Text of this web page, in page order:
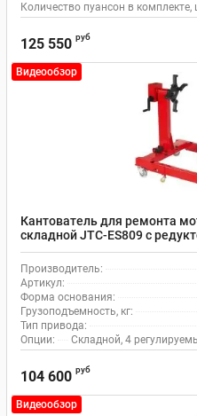
Количество пуансон в комплекте,
125 550 руб
Видеообзор
Кантователь для ремонта
складной JTC-ES809 с
Производитель:
Артикул:
Форма основания:
Грузоподъемность, кг:
Тип привода:
Опции:
Складной, 4
104 600 руб
Видеообзор